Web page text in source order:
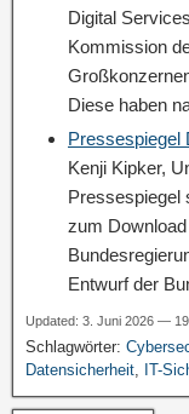
Digital
Kommission
Diese haben
Pressespiegel
Kenji Kipker,
Pressespiegel
zum
Entwurf der
Updated: 3. Juni 2026 —
Schlagwörter:
Datensicherheit, IT-